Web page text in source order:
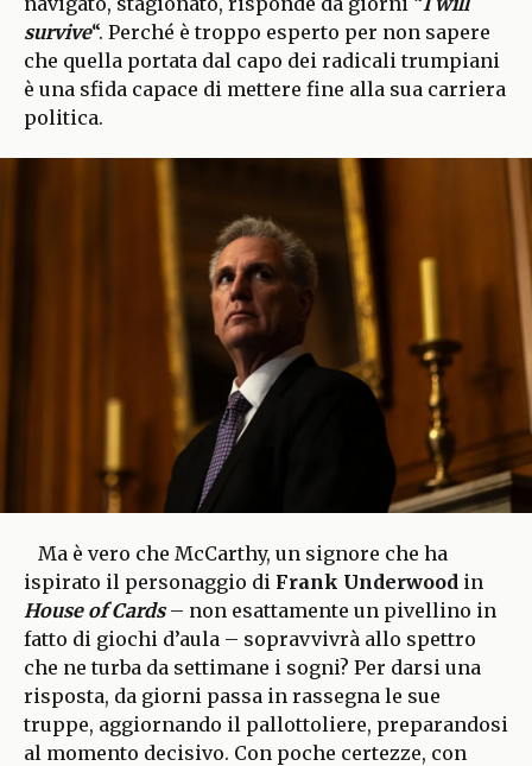
survive“. Perché è troppo esperto per non sapere
che quella portata dal capo dei radicali trumpiani
è una sfida capace di mettere fine alla sua carriera
politica.
Ma è vero che McCarthy, un signore che ha
ispirato il personaggio di Frank Underwood in
House of Cards– non esattamente un pivellino in
fatto di giochi d’aula – sopravvivrà allo spettro
che ne turba da settimane i sogni? Per darsi una
risposta, da giorni passa in rassegna le sue
truppe, aggiornando il pallottoliere, preparandosi
al momento decisivo. Con poche certezze, con